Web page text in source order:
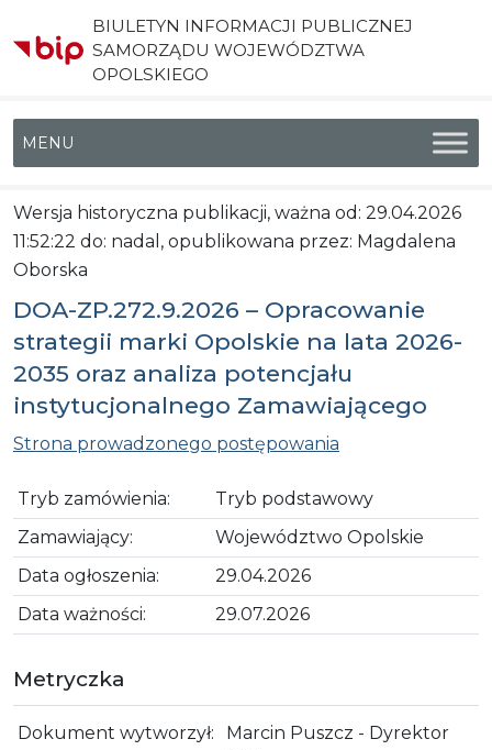
BIULETYN INFORMACJI PUBLICZNEJ
SAMORZĄDU WOJEWÓDZTWA
OPOLSKIEGO
Menu główne
Wersja historyczna publikacji, ważna od: 29.04.2026
11:52:22 do: nadal, opublikowana przez: Magdalena
Oborska
DOA-ZP.272.9.2026 – Opracowanie
strategii marki Opolskie na lata 2026-
2035 oraz analiza potencjału
instytucjonalnego Zamawiającego
Strona prowadzonego postępowania
Tryb zamówienia:
Tryb podstawowy
Zamawiający:
Województwo Opolskie
Data ogłoszenia:
29.04.2026
Data ważności:
29.07.2026
Metryczka
Dokument wytworzył:
Marcin Puszcz - Dyrektor